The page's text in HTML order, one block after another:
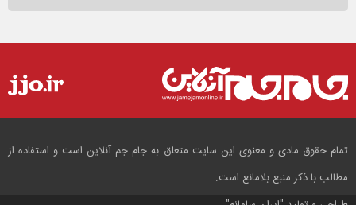
تمام حقوق مادی و معنوی این سایت متعلق به جام جم آنلاین است و استفاده از
مطالب با ذکر منبع بلامانع است.